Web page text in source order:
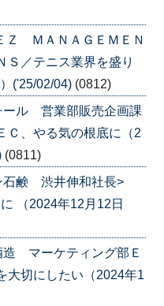
Ｚ ＭＡＮＡＧＥＭＥＮ
／テニス業界を盛り
('25/02/04) (0812)
ール 営業部販売企画課
、やる気の根底に（2
(0811)
石鹸 渋井伸和社長>
（2024年12月12日
造 マーケティング部Ｅ
切にしたい（2024年1